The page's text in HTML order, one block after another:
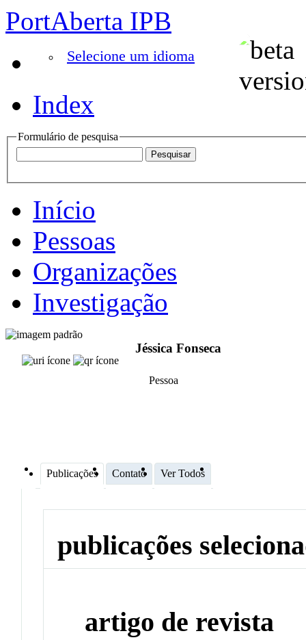
PortAberta IPB
Selecione um idioma
Index
Formulário de pesquisa
Início
Pessoas
Organizações
Investigação
Jéssica Fonseca
Pessoa
Publicações Contato Ver Todos
publicações
artigo de revista